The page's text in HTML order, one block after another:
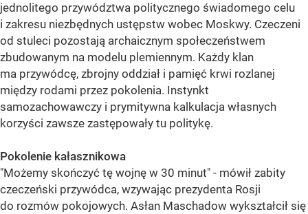
jednolitego przywództwa politycznego świadomego celu
i zakresu niezbędnych ustępstw wobec Moskwy. Czeczeni
od stuleci pozostają archaicznym społeczeństwem
zbudowanym na modelu plemiennym. Każdy klan
ma przywódcę, zbrojny oddział i pamięć krwi rozlanej
między rodami przez pokolenia. Instynkt
samozachowawczy i prymitywna kalkulacja własnych
korzyści zawsze zastępowały tu politykę.
Pokolenie kałasznikowa
"Możemy skończyć tę wojnę w 30 minut" - mówił zabity
czeczeński przywódca, wzywając prezydenta Rosji
do rozmów pokojowych. Asłan Maschadow wykształcił się